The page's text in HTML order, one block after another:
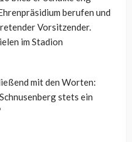
berufen und
Vorsitzender.
im Stadion
mit den Worten:
stets ein